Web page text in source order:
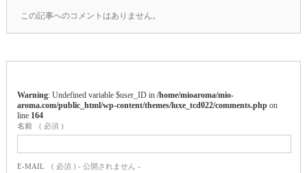
この記事へのコメントはありません。
Warning : Undefined variable $user_ID in /home/mioaroma/mio-
aroma.com/public_html/wp-content/themes/luxe_tcd022/comments.phpon
line 164
名前 ( 必須 )
E-MAIL ( 必須 ) - 公開されません -